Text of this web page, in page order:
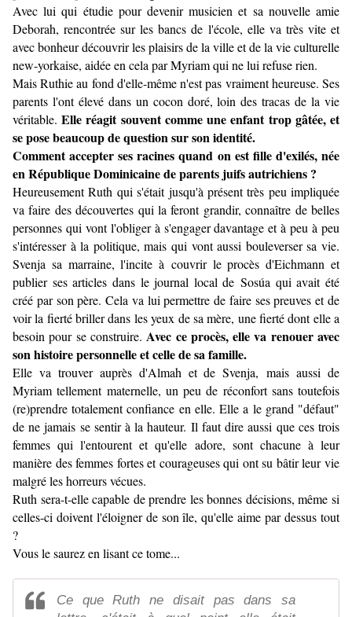
Avec lui qui étudie pour devenir musicien et sa nouvelle amie
Deborah, rencontrée sur les bancs de l'école, elle va très vite et
avec bonheur découvrir les plaisirs de la ville et de la vie culturelle
new-yorkaise, aidée en cela par Myriam qui ne lui refuse rien.
Mais Ruthie au fond d'elle-même n'est pas vraiment heureuse. Ses
parents l'ont élevé dans un cocon doré, loin des tracas de la vie
véritable. Elle réagit souvent comme une enfant trop gâtée, et
se pose beaucoup de question sur son identité.
Comment accepter ses racines quand on est fille d'exilés, née
en République Dominicaine de parents juifs autrichiens ?
Heureusement Ruth qui s'était jusqu'à présent très peu impliquée
va faire des découvertes qui la feront grandir, connaître de belles
personnes qui vont l'obliger à s'engager davantage et à peu à peu
s'intéresser à la politique, mais qui vont aussi bouleverser sa vie.
Svenja sa marraine, l'incite à couvrir le procès d'Eichmann et
publier ses articles dans le journal local de Sosúa qui avait été
créé par son père. Cela va lui permettre de faire ses preuves et de
voir la fierté briller dans les yeux de sa mère, une fierté dont elle a
besoin pour se construire. Avec ce procès, elle va renouer avec
son histoire personnelle et celle de sa famille.
Elle va trouver auprès d'Almah et de Svenja, mais aussi de
Myriam tellement maternelle, un peu de réconfort sans toutefois
(re)prendre totalement confiance en elle. Elle a le grand "défaut"
de ne jamais se sentir à la hauteur. Il faut dire aussi que ces trois
femmes qui l'entourent et qu'elle adore, sont chacune à leur
manière des femmes fortes et courageuses qui ont su bâtir leur vie
malgré les horreurs vécues.
Ruth sera-t-elle capable de prendre les bonnes décisions, même si
celles-ci doivent l'éloigner de son île, qu'elle aime par dessus tout
?
Vous le saurez en lisant ce tome...
Ce que Ruth ne disait pas dans sa